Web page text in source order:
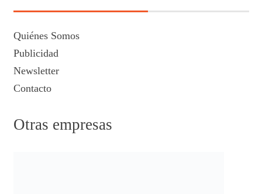
Quiénes Somos
Publicidad
Newsletter
Contacto
Otras empresas